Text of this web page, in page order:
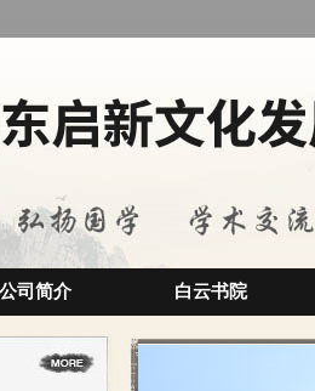
公司简介 白云书院